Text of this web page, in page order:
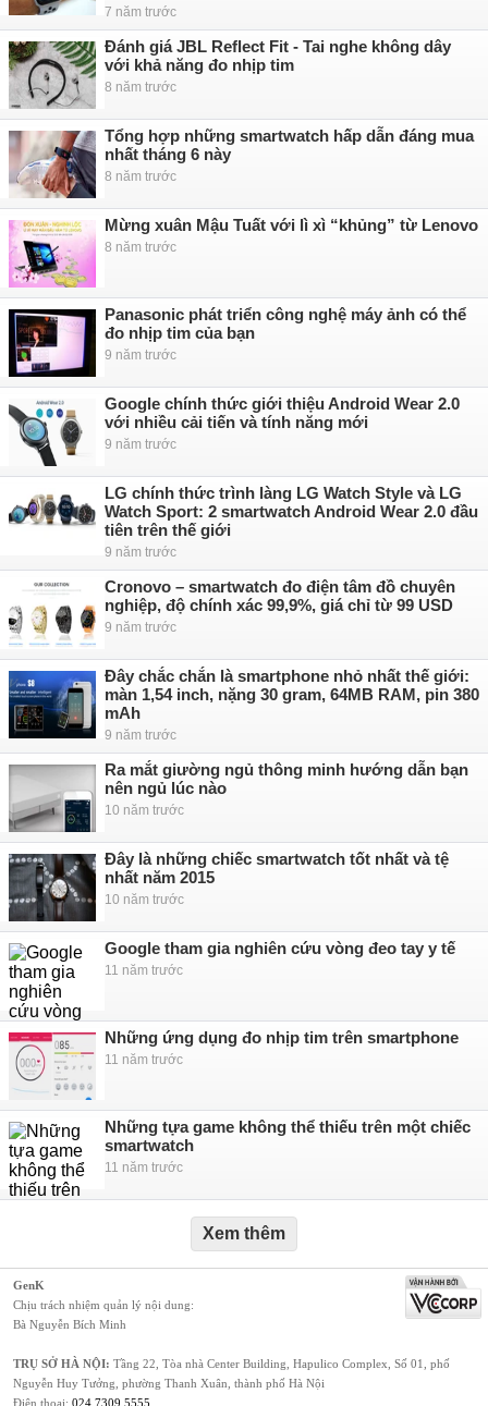
7 năm trước
Đánh giá JBL Reflect Fit - Tai nghe không dây
với khả năng đo nhịp tim
8 năm trước
Tổng hợp những smartwatch hấp dẫn đáng mua
nhất tháng 6 này
8 năm trước
Mừng xuân Mậu Tuất với lì xì “khủng” từ Lenovo
8 năm trước
Panasonic phát triển công nghệ máy ảnh có thể
đo nhịp tim của bạn
9 năm trước
Google chính thức giới thiệu Android Wear 2.0
với nhiều cải tiến và tính năng mới
9 năm trước
LG chính thức trình làng LG Watch Style và LG
Watch Sport: 2 smartwatch Android Wear 2.0 đầu
tiên trên thế giới
9 năm trước
Cronovo – smartwatch đo điện tâm đồ chuyên
nghiệp, độ chính xác 99,9%, giá chỉ từ 99 USD
9 năm trước
Đây chắc chắn là smartphone nhỏ nhất thế giới:
màn 1,54 inch, nặng 30 gram, 64MB RAM, pin 380
mAh
9 năm trước
Ra mắt giường ngủ thông minh hướng dẫn bạn
nên ngủ lúc nào
10 năm trước
Đây là những chiếc smartwatch tốt nhất và tệ
nhất năm 2015
10 năm trước
Google tham gia nghiên cứu vòng đeo tay y tế
11 năm trước
Những ứng dụng đo nhịp tim trên smartphone
11 năm trước
Những tựa game không thể thiếu trên một chiếc
smartwatch
11 năm trước
Xem thêm
GenK
Chịu trách nhiệm quản lý nội dung:
Bà Nguyễn Bích Minh
TRỤ SỞ HÀ NỘI: Tầng 22, Tòa nhà Center Building, Hapulico Complex, Số 01, phố
Nguyễn Huy Tưởng, phường Thanh Xuân, thành phố Hà Nội
Điện thoại: 024 7309 5555